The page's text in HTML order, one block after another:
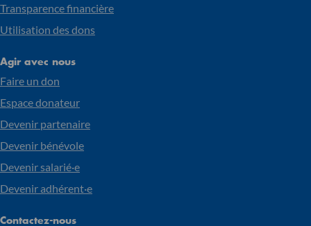
Transparence financière
Utilisation des dons
Agir avec nous
Faire un don
Espace donateur
Devenir partenaire
Devenir bénévole
Devenir salarié·e
Devenir adhérent·e
Contactez-nous